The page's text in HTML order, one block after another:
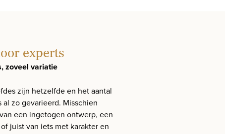
experts
zoveel variatie
zijn hetzelfde en het aantal
zo gevarieerd. Misschien
een ingetogen ontwerp, een
juist van iets met karakter en